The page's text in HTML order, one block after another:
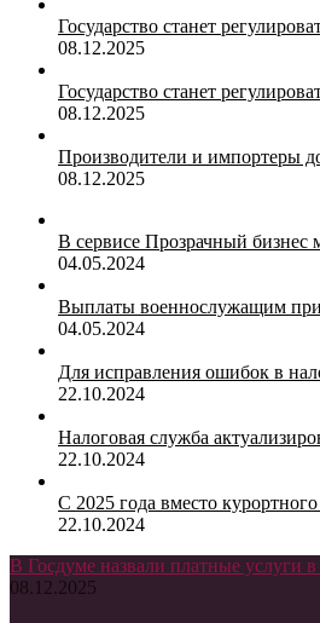
Государство станет
08.12.2025
Государство станет
08.12.2025
Производители и импортеры
08.12.2025
В сервисе Прозрачный бизнес
04.05.2024
Выплаты военнослужащим
04.05.2024
Для исправления ошибок в
22.10.2024
Налоговая служба
22.10.2024
С 2025 года вместо
22.10.2024
В Госдуме назвали платные
08.12.2025